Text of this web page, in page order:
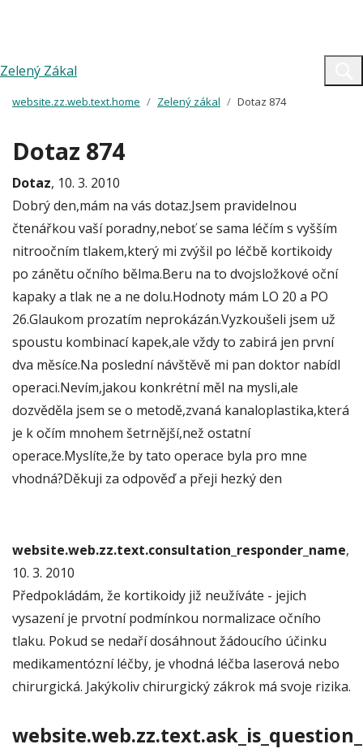
Zelený Zákal
website.zz.web.text.home Zelený zákal Dotaz 874
Dotaz 874
Dotaz, 10. 3. 2010
Dobrý den,mám na vás dotaz.Jsem pravidelnou
čtenářkou vaší poradny,neboť se sama léčím s vyšším
nitroočním tlakem,který mi zvýšil po léčbě kortikoidy
po zánětu očního bělma.Beru na to dvojsložkové oční
kapaky a tlak ne a ne dolu.Hodnoty mám LO 20 a PO
26.Glaukom prozatím neprokázán.Vyzkoušeli jsem už
spoustu kombinací kapek,ale vždy to zabirá jen první
dva měsíce.Na poslední návštěvě mi pan doktor nabídl
operaci.Nevím,jakou konkrétní měl na mysli,ale
dozvěděla jsem se o metodě,zvaná kanaloplastika,která
je k očím mnohem šetrnější,než ostatní
operace.Myslíte,že by tato operace byla pro mne
vhodná?Děkuji za odpověď a přeji hezký den
website.web.zz.text.consultation_responder_name,
10. 3. 2010
Předpokládám, že kortikoidy již neužíváte - jejich
vysazení je prvotní podmínkou normalizace očního
tlaku. Pokud se nedaří dosáhnout žádoucího účinku
medikamentózní léčby, je vhodná léčba laserová nebo
chirurgická. Jakýkoliv chirurgický zákrok má svoje rizika.